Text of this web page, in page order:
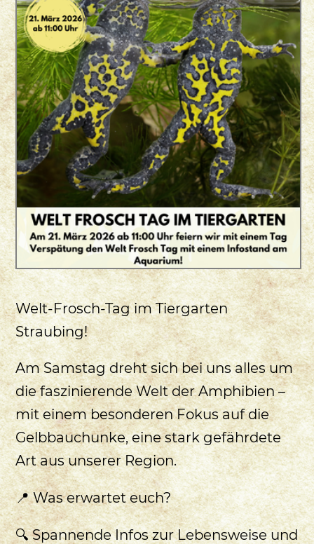
Welt-Frosch-Tag im Tiergarten
Straubing!
Am Samstag dreht sich bei uns alles um
die faszinierende Welt der Amphibien –
mit einem besonderen Fokus auf die
Gelbbauchunke, eine stark gefährdete
Art aus unserer Region.
📍 Was erwartet euch?
🔍 Spannende Infos zur Lebensweise und